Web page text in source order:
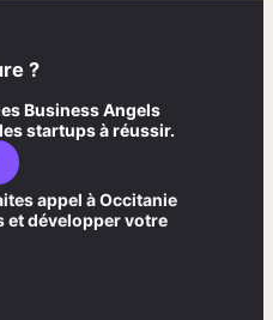
?
Business Angels
startups à réussir.
appel à Occitanie
et développer votre